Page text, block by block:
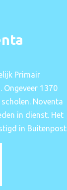
Primair
Ongeveer 1370
Noventa
in dienst. Het
in Buitenpost.